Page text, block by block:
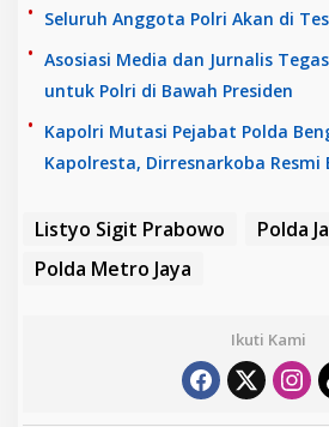
Seluruh Anggota Polri Akan di
Asosiasi Media dan Jurnalis
untuk Polri di Bawah Presiden
Kapolri Mutasi Pejabat Polda
Kapolresta, Dirresnarkoba Resmi
Listyo Sigit Prabowo
Polda
Polda Metro Jaya
Ikuti Kami